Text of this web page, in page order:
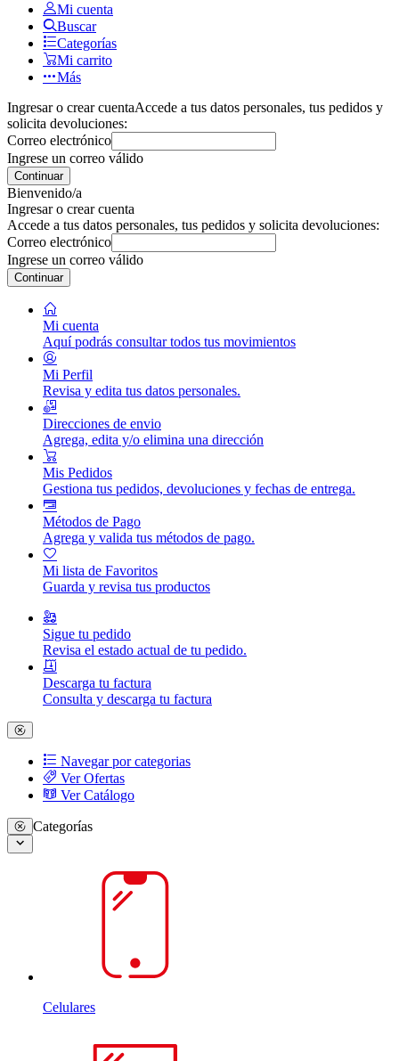
Mi cuenta
Buscar
Categorías
Mi carrito
Más
Ingresar o crear cuentaAccede a tus datos personales, tus pedidos y
solicita devoluciones:
Correo electrónico
Ingrese un correo válido
Continuar
Bienvenido/a
Ingresar o crear cuenta
Accede a tus datos personales, tus pedidos y solicita devoluciones:
Correo electrónico
Ingrese un correo válido
Continuar
Mi cuenta
Aquí podrás consultar todos tus movimientos
Mi Perfil
Revisa y edita tus datos personales.
Direcciones de envio
Agrega, edita y/o elimina una dirección
Mis Pedidos
Gestiona tus pedidos, devoluciones y fechas de entrega.
Métodos de Pago
Agrega y valida tus métodos de pago.
Mi lista de Favoritos
Guarda y revisa tus productos
Sigue tu pedido
Revisa el estado actual de tu pedido.
Descarga tu factura
Consulta y descarga tu factura
Navegar por categorias
Ver Ofertas
Ver Catálogo
Categorías
Celulares